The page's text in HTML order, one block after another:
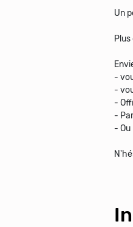
Un
-
-
-
-
-